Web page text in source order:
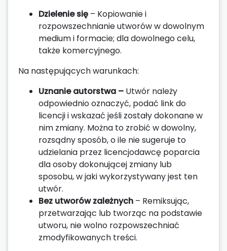
Dzielenie się – Kopiowanie i
rozpowszechnianie utworów w dowolnym
medium i formacie; dla dowolnego celu,
także komercyjnego.
Na następujących warunkach:
Uznanie autorstwa – Utwór należy
odpowiednio oznaczyć, podać link do
licencji i wskazać jeśli zostały dokonane w
nim zmiany. Można to zrobić w dowolny,
rozsądny sposób, o ile nie sugeruje to
udzielania przez licencjodawcę poparcia
dla osoby dokonującej zmiany lub
sposobu, w jaki wykorzystywany jest ten
utwór.
Bez utworów zależnych – Remiksując,
przetwarzając lub tworząc na podstawie
utworu, nie wolno rozpowszechniać
zmodyfikowanych treści.